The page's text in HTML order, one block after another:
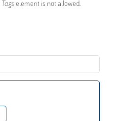
Tags element is not allowed.